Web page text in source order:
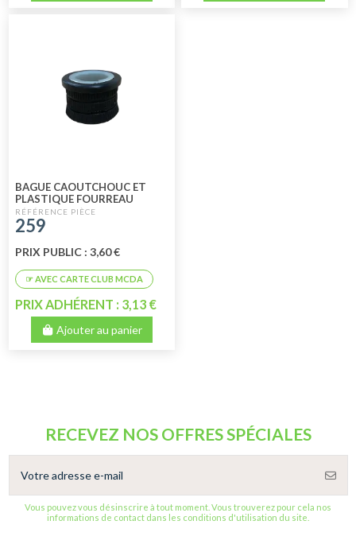
BAGUE CAOUTCHOUC ET
PLASTIQUE FOURREAU
COLONNE DIRECTION
MÉHARI ET 2CV
259
PRIX PUBLIC : 3,60 €
PRIX ADHÉRENT : 3,13 €
Ajouter au panier
RECEVEZ NOS OFFRES SPÉCIALES
Vous pouvez vous désinscrire à tout moment. Vous trouverez pour cela nos
informations de contact dans les conditions d'utilisation du site.